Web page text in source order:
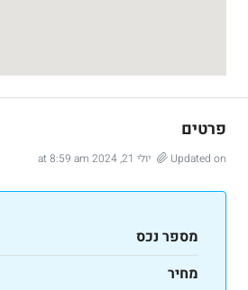
פרטים
Updated on יולי 21, 2024 at 8:59 am
מספר נכס
מחיר